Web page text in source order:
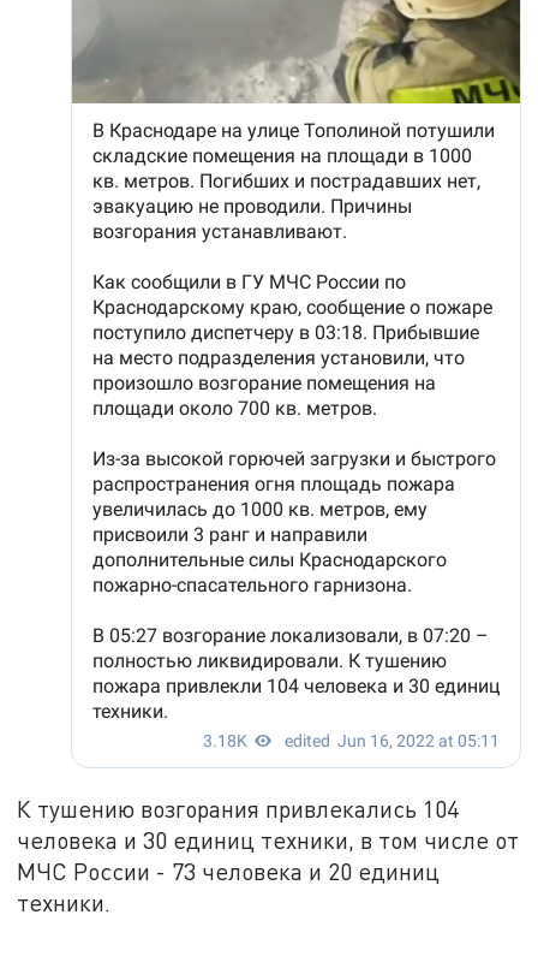
К тушению возгорания привлекались 104
человека и 30 единиц техники, в том числе от
МЧС России - 73 человека и 20 единиц
техники.